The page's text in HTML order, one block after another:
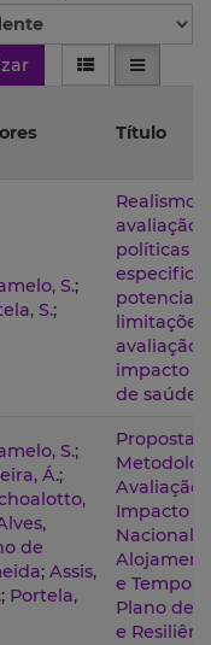
Título
S.;
S.;
Realismo
avaliação
políticas
limitações
avaliação
impacto
de saúde
S.;
Á.;
de
; Assis,
; Portela,
Proposta
Avaliação
Impacto
Nacional
e
Plano de
e